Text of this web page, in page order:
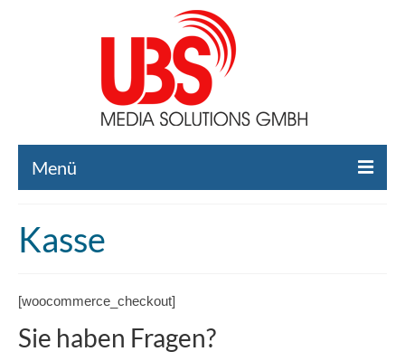
Menü
Liste gebrauchte Broadcast-Technik
Broadcast-Technik Ankauf
Kasse
[woocommerce_checkout]
Sie haben Fragen?